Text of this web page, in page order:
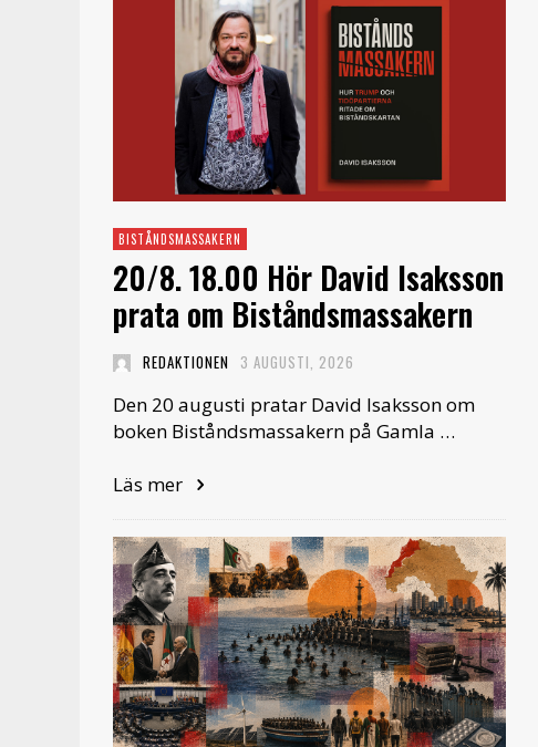
BISTÅNDSMASSAKERN
20/8. 18.00 Hör David Isaksson
prata om Biståndsmassakern
REDAKTIONEN 3 AUGUSTI, 2026
Den 20 augusti pratar David Isaksson om
boken Biståndsmassakern på Gamla …
Läs mer